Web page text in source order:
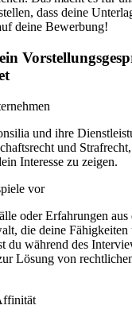
dass deine
deine Bewerbung!
und ihre
und
Interesse zu zeigen.
vor
oder Erfahrungen aus
die deine
du während des
Lösung von